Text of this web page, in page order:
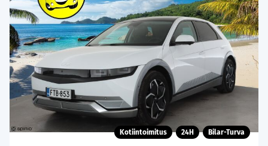
Kotiintoimitus 24H Bilar-Turva